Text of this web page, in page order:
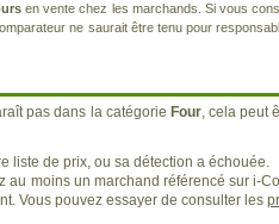
en vente chez les marchands. Si vous
ne saurait être tenu pour
pas dans la catégorie Four, cela peut
liste de prix, ou sa détection a échouée.
au moins un marchand référencé sur i-
Vous pouvez essayer de consulter les